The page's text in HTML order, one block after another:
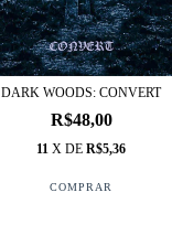
DARK WOODS: CONVERT
R$48,00
11 X DER$5,36